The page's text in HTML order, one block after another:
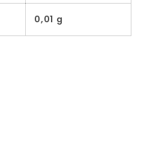
0,01 g